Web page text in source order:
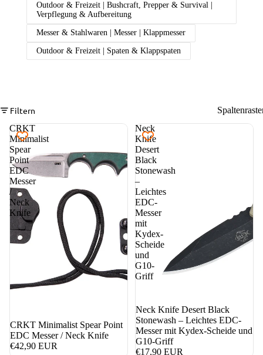
Outdoor & Freizeit | Bushcraft, Prepper & Survival |
Verpflegung & Aufbereitung
Messer & Stahlwaren | Messer | Klappmesser
Outdoor & Freizeit | Spaten & Klappspaten
Filtern
CRKT
Minimalist
Spear
Point
EDC
Messer
/
Neck
Knife
CRKT Minimalist Spear Point
EDC Messer / Neck Knife
€42,90 EUR
Neck
Knife
Desert
Black
Stonewash
–
Leichtes
EDC-
Messer
mit
Kydex-
Scheide
und
G10-
Griff
Neck Knife Desert Black
Stonewash – Leichtes EDC-
Messer mit Kydex-Scheide und
G10-Griff
€17,90 EUR